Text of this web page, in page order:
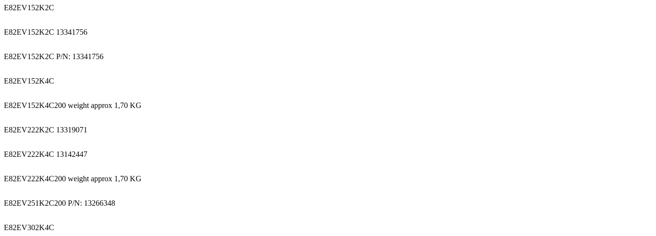
E82EV152K2C
E82EV152K2C 13341756
E82EV152K2C P/N: 13341756
E82EV152K4C
E82EV152K4C200 weight approx 1,70 KG
E82EV222K2C 13319071
E82EV222K4C 13142447
E82EV222K4C200 weight approx 1,70 KG
E82EV251K2C200 P/N: 13266348
E82EV302K4C